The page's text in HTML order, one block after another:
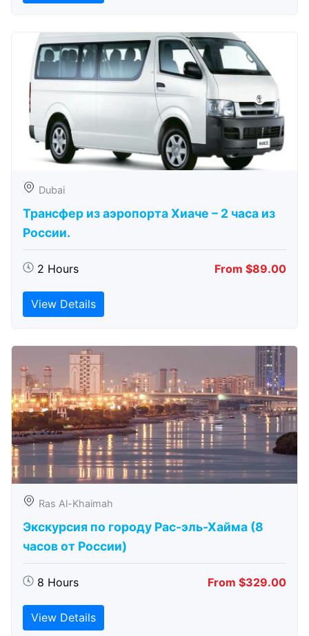
Dubai
Трансфер из аэропорта Хиаче – 2 часа из
России.
2 Hours From $89.00
View Details
Ras Al-Khaimah
Экскурсия по городу Рас-эль-Хайма (8
часов от России)
8 Hours From $329.00
View Details